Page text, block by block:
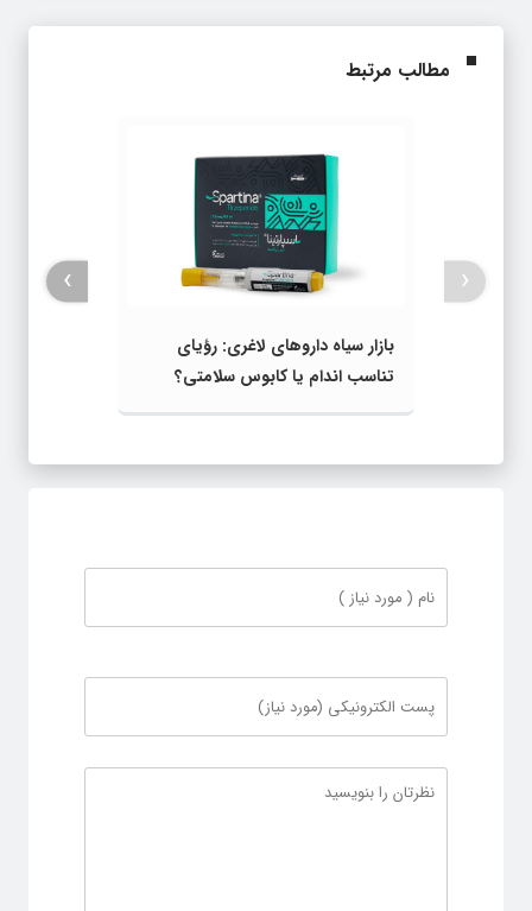
مطالب مرتبط
بازار سیاه داروهای لاغری: رؤیای
تناسب اندام یا کابوس سلامتی؟
‹
›